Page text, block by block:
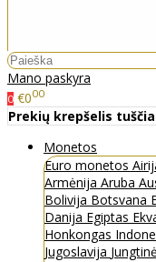
Mano paskyra
0 €000
Prekių krepšelis
Monetos
Euro monetos
Armėnija Aruba
Bolivija Botsvana
Danija Egiptas
Honkongas
Jugoslavija